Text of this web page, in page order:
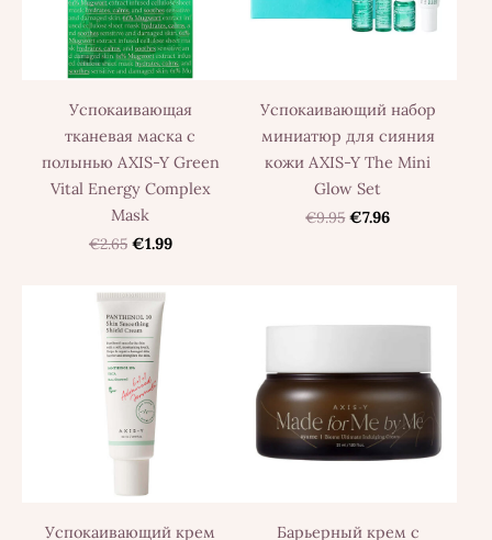
Успокаивающая
тканевая маска с
полынью AXIS-Y Green
Vital Energy Complex
Mask
€2.65 €1.99
Успокаивающий набор
миниатюр для сияния
кожи AXIS-Y The Mini
Glow Set
€9.95 €7.96
Успокаивающий крем
Барьерный крем с